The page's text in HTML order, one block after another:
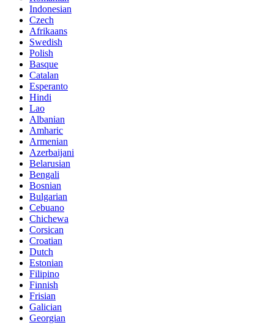
Indonesian
Czech
Afrikaans
Swedish
Polish
Basque
Catalan
Esperanto
Hindi
Lao
Albanian
Amharic
Armenian
Azerbaijani
Belarusian
Bengali
Bosnian
Bulgarian
Cebuano
Chichewa
Corsican
Croatian
Dutch
Estonian
Filipino
Finnish
Frisian
Galician
Georgian